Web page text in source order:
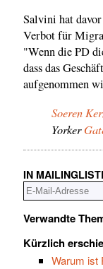
Salvini hat davor
Verbot für
"Wenn die PD
dass das
aufgenommen
Soeren
Yorker
IN
Verwandte
Kürzlich
Warum ist